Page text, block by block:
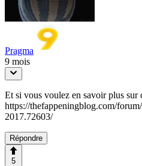
Pragma
9 mois
Et si vous voulez en savoir plus sur
https://thefappeningblog.com/
2017.72603/
Répondre
5